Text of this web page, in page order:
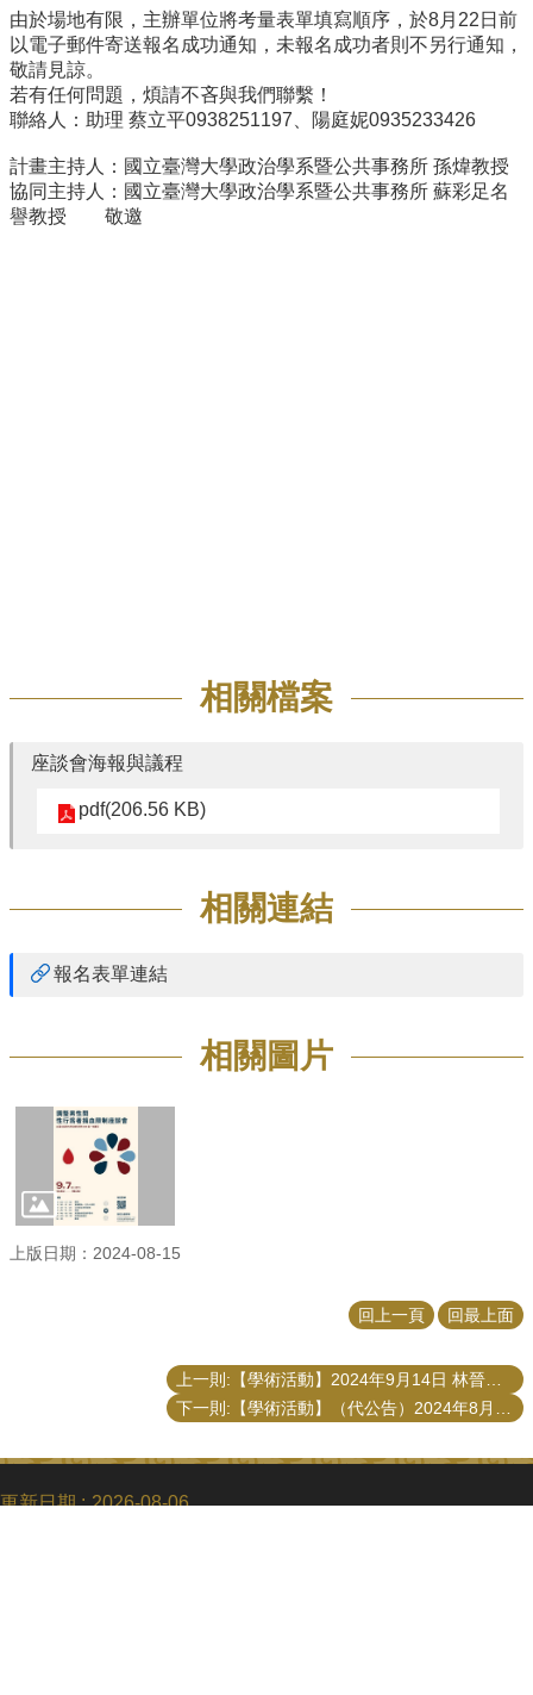
試
專
區
招
專
區
由於場地有限，主辦單位將考量表單填寫順序，於8月22日前
以電子郵件寄送報名成功通知，未報名成功者則不另行通知，
敬請見諒。
若有任何問題，煩請不吝與我們聯繫！
聯絡人：助理 蔡立平0938251197、陽庭妮0935233426
計畫主持人：國立臺灣大學政治學系暨公共事務所 孫煒教授
協同主持人：國立臺灣大學政治學系暨公共事務所 蘇彩足名
譽教授 敬邀
相關檔案
座談會海報與議程
pdf(206.56 KB)
相關連結
報名表單連結
相關圖片
上版日期：2024-08-15
回上一頁 回最上面
更新日期 2026-08-06